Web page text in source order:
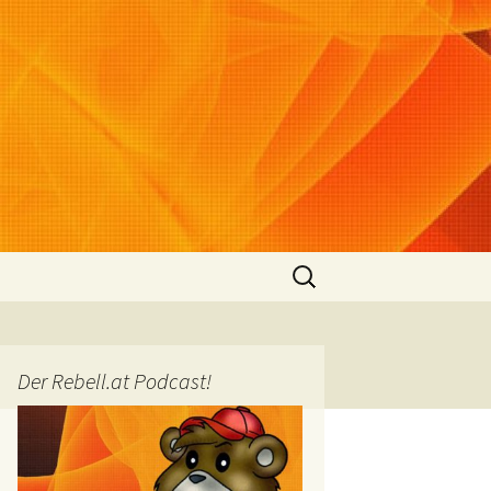
Suchen
nach:
Der Rebell.at Podcast!